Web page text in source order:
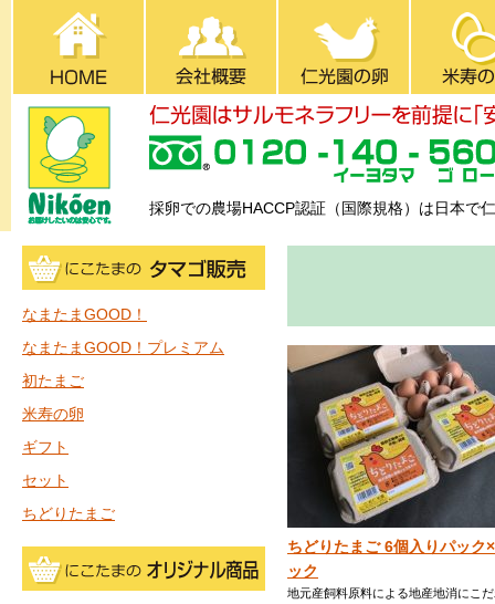
採卵での農場HACCP認証（国際規格）は日本で
なまたまGOOD！
なまたまGOOD！プレミアム
初たまご
米寿の卵
ギフト
セット
ちどりたまご
ちどりたまご 6個入りパック
ック
地元産飼料原料による地産地消にこ